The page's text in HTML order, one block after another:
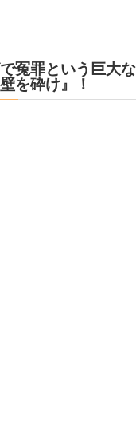
冤罪という巨大
を砕け』！